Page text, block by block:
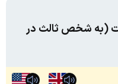
(به شخص ثالث در